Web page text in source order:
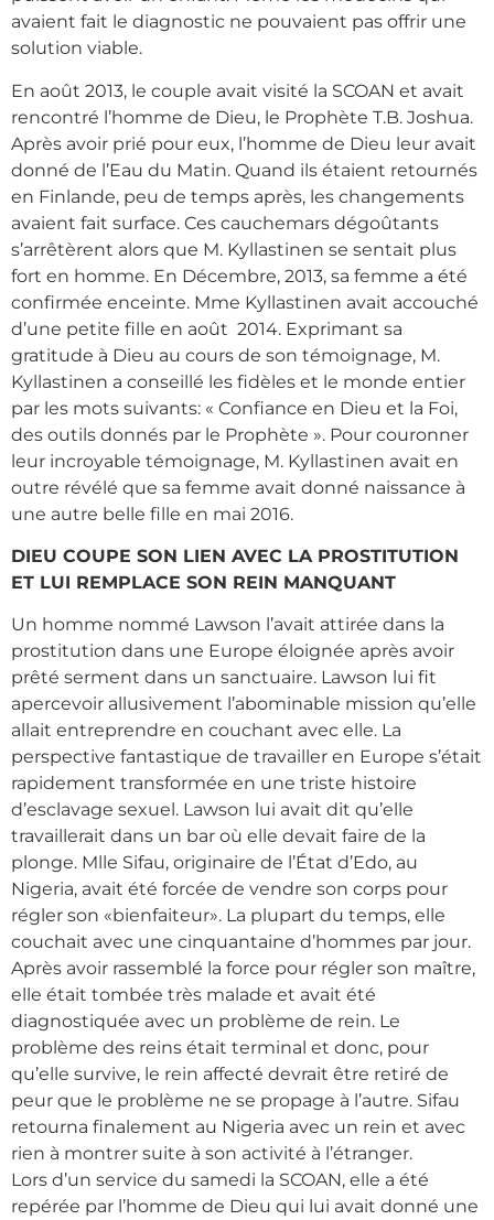
avaient fait le diagnostic ne pouvaient pas offrir une
solution viable.
En août 2013, le couple avait visité la SCOAN et avait
rencontré l’homme de Dieu, le Prophète T.B. Joshua.
Après avoir prié pour eux, l’homme de Dieu leur avait
donné de l’Eau du Matin. Quand ils étaient retournés
en Finlande, peu de temps après, les changements
avaient fait surface. Ces cauchemars dégoûtants
s’arrêtèrent alors que M. Kyllastinen se sentait plus
fort en homme. En Décembre, 2013, sa femme a été
confirmée enceinte. Mme Kyllastinen avait accouché
d’une petite fille en août 2014. Exprimant sa
gratitude à Dieu au cours de son témoignage, M.
Kyllastinen a conseillé les fidèles et le monde entier
par les mots suivants: « Confiance en Dieu et la Foi,
des outils donnés par le Prophète ». Pour couronner
leur incroyable témoignage, M. Kyllastinen avait en
outre révélé que sa femme avait donné naissance à
une autre belle fille en mai 2016.
DIEU COUPE SON LIEN AVEC LA PROSTITUTION
ET LUI REMPLACE SON REIN MANQUANT
Un homme nommé Lawson l’avait attirée dans la
prostitution dans une Europe éloignée après avoir
prêté serment dans un sanctuaire. Lawson lui fit
apercevoir allusivement l’abominable mission qu’elle
allait entreprendre en couchant avec elle. La
perspective fantastique de travailler en Europe s’était
rapidement transformée en une triste histoire
d’esclavage sexuel. Lawson lui avait dit qu’elle
travaillerait dans un bar où elle devait faire de la
plonge. Mlle Sifau, originaire de l’État d’Edo, au
Nigeria, avait été forcée de vendre son corps pour
régler son «bienfaiteur». La plupart du temps, elle
couchait avec une cinquantaine d’hommes par jour.
Après avoir rassemblé la force pour régler son maître,
elle était tombée très malade et avait été
diagnostiquée avec un problème de rein. Le
problème des reins était terminal et donc, pour
qu’elle survive, le rein affecté devrait être retiré de
peur que le problème ne se propage à l’autre. Sifau
retourna finalement au Nigeria avec un rein et avec
rien à montrer suite à son activité à l’étranger.
Lors d’un service du samedi la SCOAN, elle a été
repérée par l’homme de Dieu qui lui avait donné une